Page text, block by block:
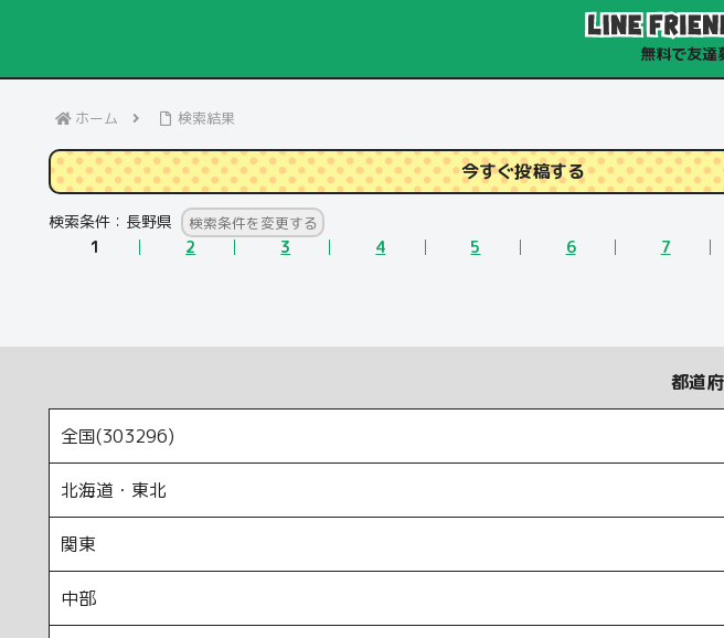
無料で友達
ホーム 検索結果
今すぐ投稿する
検索条件： 長野県 検索条件を変更する
1 2 3 4 5 6 7
都道
全国(303296)
北海道・東北
関東
中部